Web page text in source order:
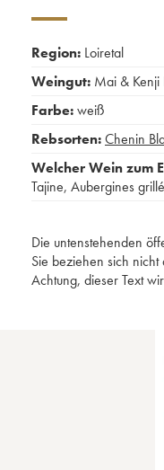
Region: Loiretal
Weingut: Mai & Kenji
Farbe:weiß
Rebsorten:Chenin
Welcher Wein zum
Tajine, Aubergines
Die untenstehenden
Sie beziehen sich
Achtung, dieser Text